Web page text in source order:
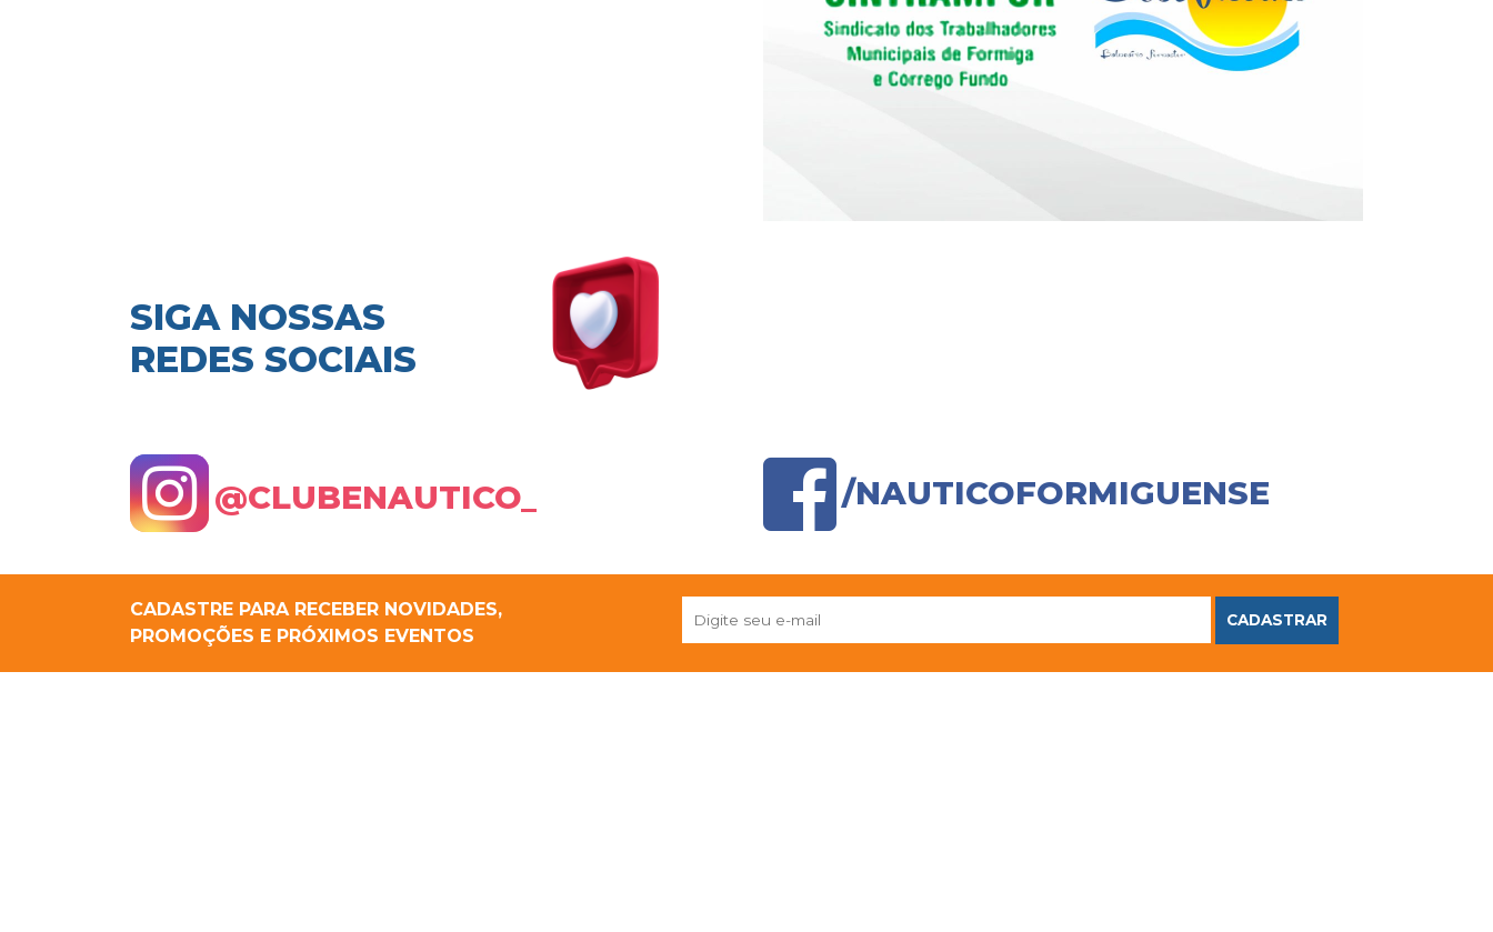
SIGA NOSSAS
REDES SOCIAIS
@CLUBENAUTICO_ /NAUTICOFORMIGUENSE
CADASTRE PARA RECEBER NOVIDADES,
PROMOÇÕES E PRÓXIMOS EVENTOS